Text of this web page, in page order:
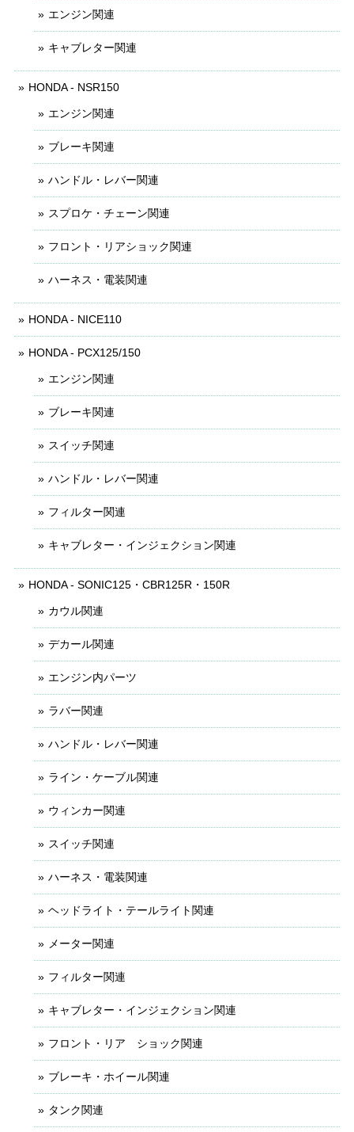
エンジン関連
キャブレター関連
HONDA - NSR150
エンジン関連
ブレーキ関連
ハンドル・レバー関連
スプロケ・チェーン関連
フロント・リアショック関連
ハーネス・電装関連
HONDA - NICE110
HONDA - PCX125/150
エンジン関連
ブレーキ関連
スイッチ関連
ハンドル・レバー関連
フィルター関連
キャブレター・インジェクション関連
HONDA - SONIC125・CBR125R・150R
カウル関連
デカール関連
エンジン内パーツ
ラバー関連
ハンドル・レバー関連
ライン・ケーブル関連
ウィンカー関連
スイッチ関連
ハーネス・電装関連
ヘッドライト・テールライト関連
メーター関連
フィルター関連
キャブレター・インジェクション関連
フロント・リア ショック関連
ブレーキ・ホイール関連
タンク関連